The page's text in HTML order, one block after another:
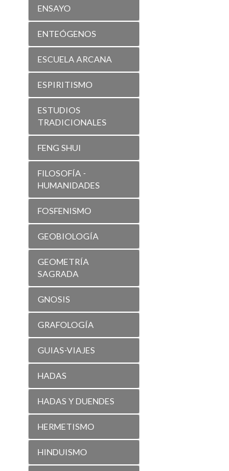
ENSAYO
ENTEÓGENOS
ESCUELA ARCANA
ESPIRITISMO
ESTUDIOS
TRADICIONALES
FENG SHUI
FILOSOFÍA -
HUMANIDADES
FOSFENISMO
GEOBIOLOGÍA
GEOMETRÍA
SAGRADA
GNOSIS
GRAFOLOGÍA
GUIAS-VIAJES
HADAS
HADAS Y DUENDES
HERMETISMO
HINDUISMO